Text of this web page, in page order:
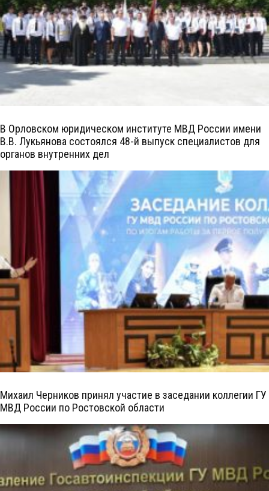
В Орловском юридическом институте МВД России имени
В.В. Лукьянова состоялся 48-й выпуск специалистов для
органов внутренних дел
Михаил Черников принял участие в заседании коллегии ГУ
МВД России по Ростовской области